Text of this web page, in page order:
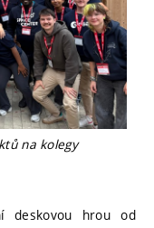
na kolegy
deskovou hrou od